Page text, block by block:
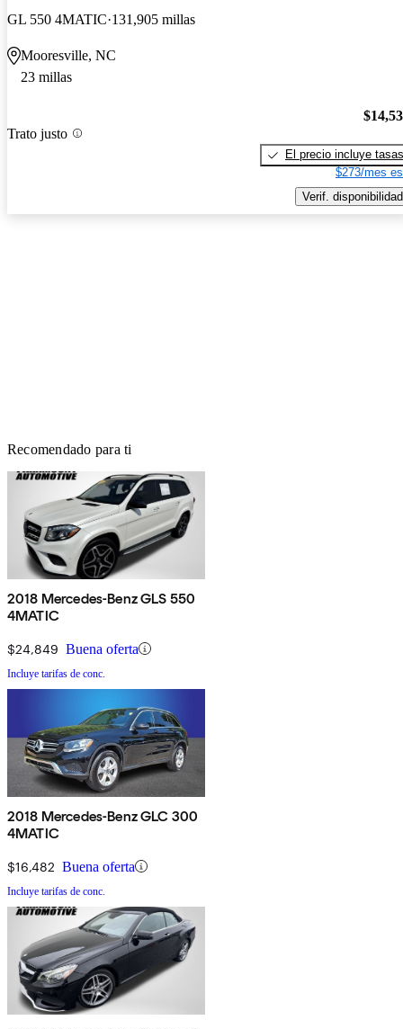
GL 550 4MATIC 131,905 millas
Mooresville, NC
23 millas
Trato justo
El precio incluye tasas
$273/mes
Verif. disponibilidad
Recomendado para ti
2018 Mercedes-Benz GLS 550
4MATIC
$24,849 Buena oferta
Incluye tarifas de conc.
2018 Mercedes-Benz GLC 300
4MATIC
$16,482 Buena oferta
Incluye tarifas de conc.